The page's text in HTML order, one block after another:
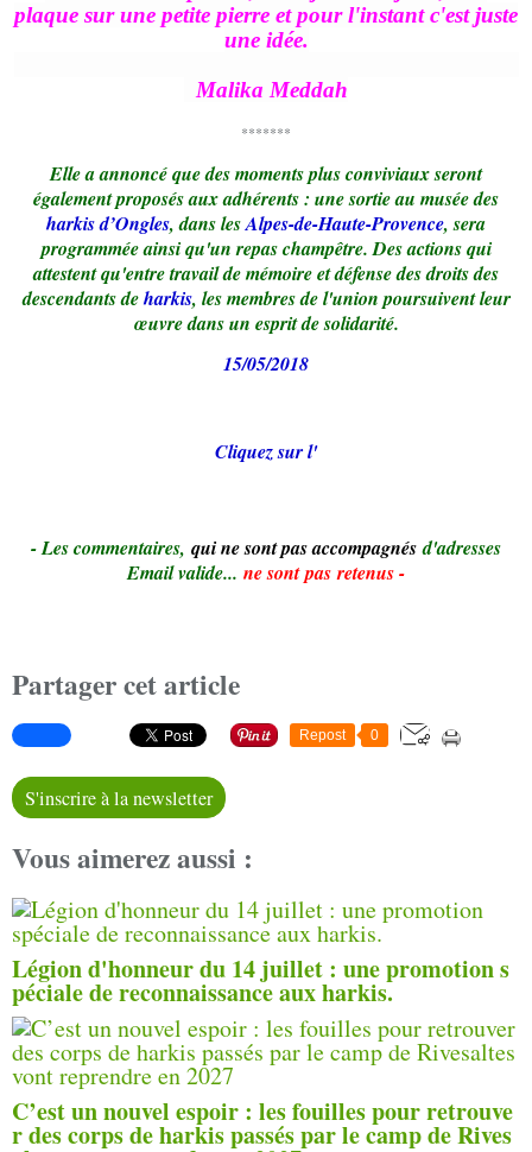
plaque sur une petite pierre et pour l'instant c'est juste
une idée.
Malika Meddah
*******
Elle a annoncé que des moments plus conviviaux seront
également proposés aux adhérents : une sortie au musée des
harkis d’Ongles, dans lesAlpes-de-Haute-Provence, sera
programmée ainsi qu'un repas champêtre. Des actions qui
attestent qu'entre travail de mémoire et défense des droits des
descendants deharkis, les membres de l'union poursuivent leur
œuvre dans un esprit de solidarité.
15/05/2018
Cliquez sur l'
- Les commentaires, qui ne sont pas accompagnésd'adresses
Email valide... ne sont pas retenus -
Partager cet article
Repost 0
S'inscrire à la newsletter
Vous aimerez aussi :
Légion d'honneur du 14 juillet : une promotion s
péciale de reconnaissance aux harkis.
C’est un nouvel espoir : les fouilles pour retrouve
r des corps de harkis passés par le camp de Rives